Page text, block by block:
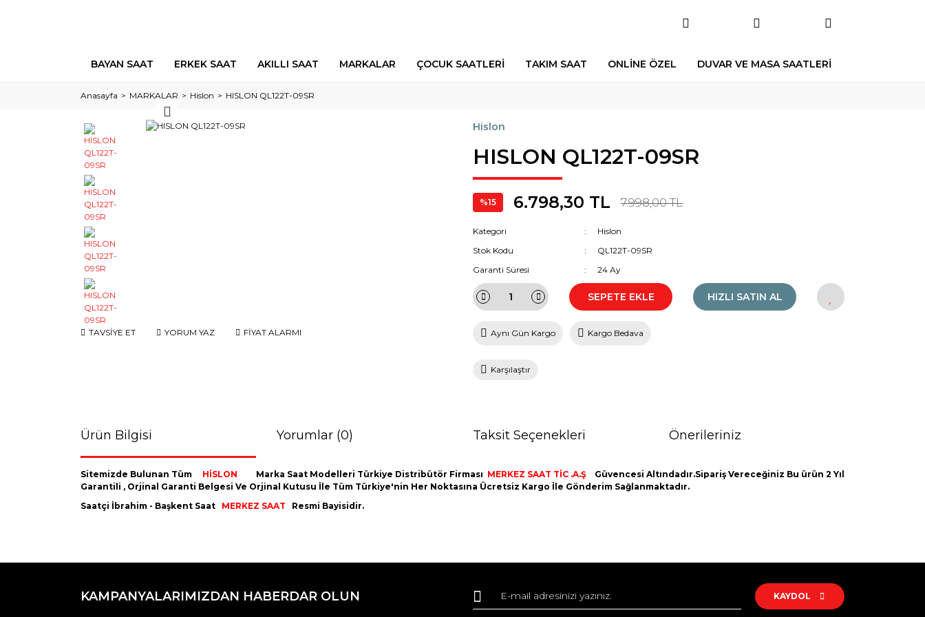
BAYAN SAAT ERKEK SAAT AKILLI SAAT MARKALAR ÇOCUK SAATLERİ TAKIM SAAT ONLİNE ÖZEL DUVAR VE MASA SAATLERİ
Anasayfa MARKALAR Hislon HISLON QL122T-09SR
TAVSİYE ET YORUM YAZ FİYAT ALARMI
Hislon
HISLON QL122T-09SR
%15 6.798,30 TL 7.998,00 TL
Kategori
Hislon
Stok Kodu
QL122T-09SR
Garanti Süresi
24 Ay
SEPETE EKLE HIZLI SATIN AL
Aynı Gün Kargo Kargo Bedava
Karşılaştır
Ürün Bilgisi Yorumlar (0) Taksit Seçenekleri Önerileriniz
Sitemizde Bulunan Tüm HİSLON Marka Saat Modelleri Türkiye Distribütör Firması MERKEZ SAAT TİC .A.Ş
Güvencesi Altındadır.Sipariş Vereceğiniz Bu ürün 2 Yıl
Garantili , Orjinal Garanti Belgesi Ve Orjinal Kutusu İle Tüm Türkiye'nin Her Noktasına Ücretsiz Kargo İle Gönderim Sağlanmaktadır.
Saatçi İbrahim - Başkent Saat MERKEZ SAAT Resmi Bayisidir.
Yorum Yaz
Görüş ve önerileriniz için teşekkür ederiz.
Ürün resmi kalitesiz, bozuk veya görüntülenemiyor.
KAMPANYALARIMIZDAN HABERDAR OLUN KAYDOL